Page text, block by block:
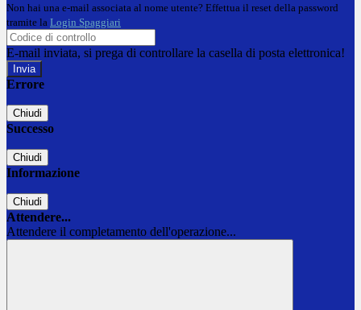
Non hai una e-mail associata al nome utente? Effettua il reset della password
tramite la Login Spaggiari
E-mail inviata, si prega di controllare la casella di posta elettronica!
Errore
Chiudi
Successo
Chiudi
Informazione
Chiudi
Attendere...
Attendere il completamento dell'operazione...